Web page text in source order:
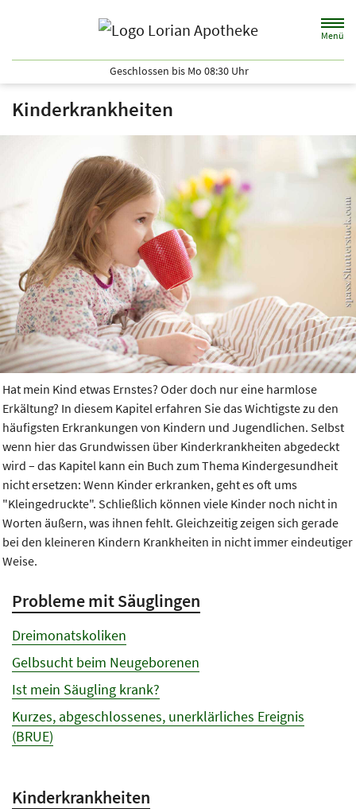
Lorian Apotheke
Menü
Geschlossen bis Mo 08:30 Uhr
Kinderkrankheiten
Hat mein Kind etwas Ernstes? Oder doch nur eine harmlose
Erkältung? In diesem Kapitel erfahren Sie das Wichtigste zu den
häufigsten Erkrankungen von Kindern und Jugendlichen. Selbst
wenn hier das Grundwissen über Kinderkrankheiten abgedeckt
wird – das Kapitel kann ein Buch zum Thema Kindergesundheit
nicht ersetzen: Wenn Kinder erkranken, geht es oft ums
"Kleingedruckte". Schließlich können viele Kinder noch nicht in
Worten äußern, was ihnen fehlt. Gleichzeitig zeigen sich gerade
bei den kleineren Kindern Krankheiten in nicht immer eindeutiger
Weise.
Probleme mit Säuglingen
Dreimonatskoliken
Gelbsucht beim Neugeborenen
Ist mein Säugling krank?
Kurzes, abgeschlossenes, unerklärliches Ereignis
(BRUE)
Spucken und was dahinter stecken kann
Kinderkrankheiten